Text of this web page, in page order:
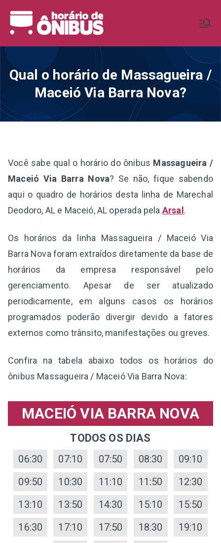
para
Ônibus BR
Horários de Ônibus de todo o
Qual o horário de Massagueira /
Maceió Via Barra Nova?
Você sabe qual o horário do ônibus Massagueira /
Maceió Via Barra Nova? Se não, fique sabendo
aqui o quadro de horários desta linha de Marechal
Deodoro, AL e Maceió, AL operada pela Arsal.
Os horários da linha Massagueira / Maceió Via
Barra Nova foram extraídos diretamente da base de
horários da empresa responsável pelo
gerenciamento. Apesar de ser atualizado
periodicamente, em alguns casos os horários
programados poderão divergir devido a fatores
externos como trânsito, manifestações ou greves.
Confira na tabela abaixo todos os horários do
ônibus Massagueira / Maceió Via Barra Nova:
MACEIÓ VIA BARRA NOVA
TODOS OS DIAS
06:30 07:10 07:50 08:30
09:10
09:50
10:30 11:10 11:50
12:30
13:10
13:50 14:30 15:10
15:50
16:30
17:10 17:50 18:30
19:10